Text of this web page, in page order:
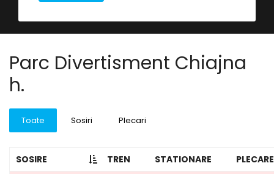
Parc Divertisment Chiajna
h.
Toate Sosiri Plecari
SOSIRE TREN STATIONARE PLECARE